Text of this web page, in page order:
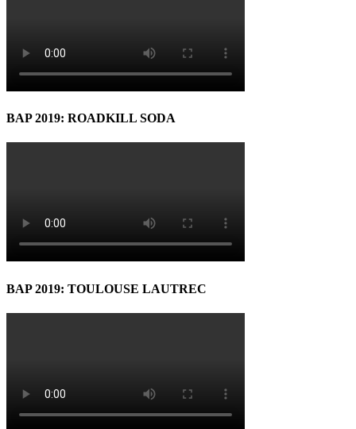
BAP 2019: ROADKILL SODA
BAP 2019: TOULOUSE LAUTREC